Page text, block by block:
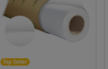
Top Seller